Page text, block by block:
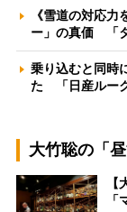
《雪道の対応
ー」の真価 「
乗り込むと同時
た 「日産ルー
大竹聡の「昼